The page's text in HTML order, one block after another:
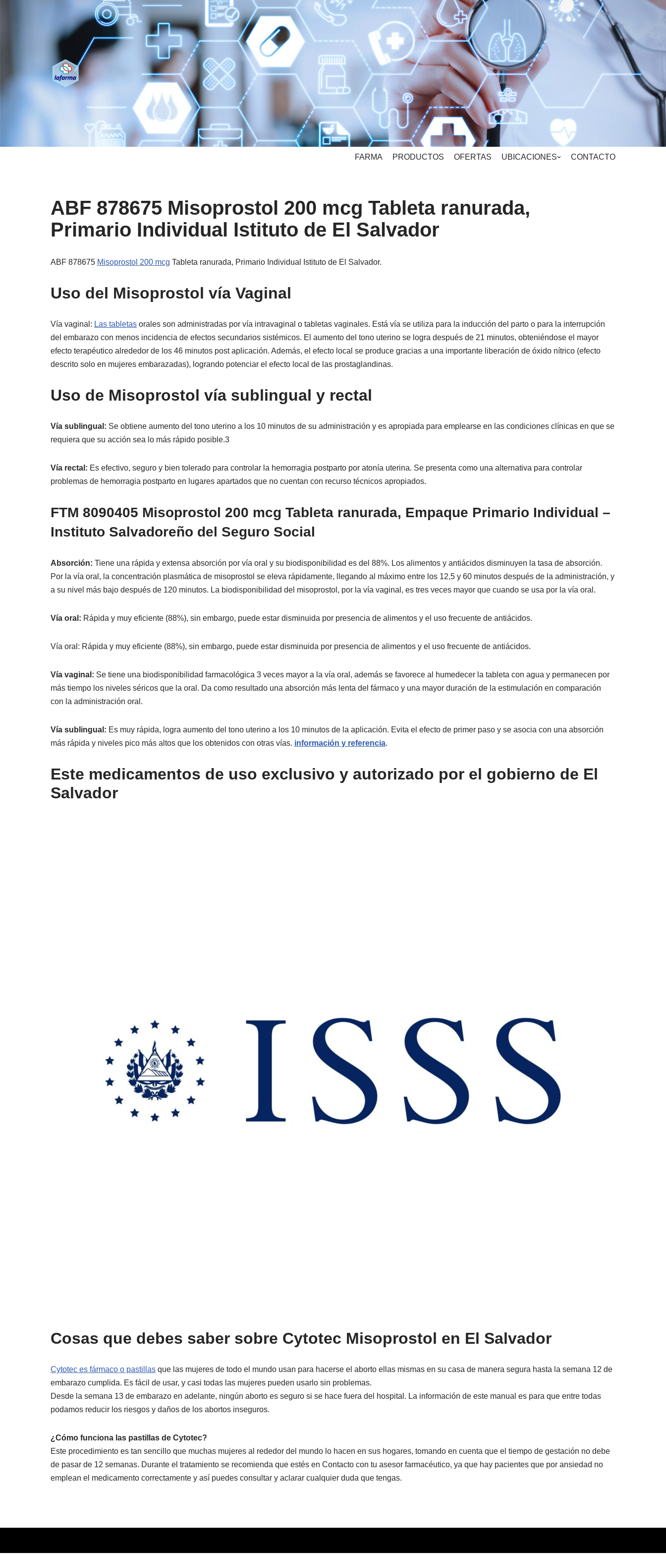
FARMA PRODUCTOS OFERTAS UBICACIONES CONTACTO
ABF 878675 Misoprostol 200 mcg Tableta ranurada,
Primario Individual Istituto de El Salvador
ABF 878675 Misoprostol 200 mcg Tableta ranurada, Primario Individual Istituto de El Salvador.
Uso del Misoprostol vía Vaginal
Vía vaginal: Las tabletas orales son administradas por vía intravaginal o tabletas vaginales. Está vía se utiliza para la inducción del parto o para la interrupción
del embarazo con menos incidencia de efectos secundarios sistémicos. El aumento del tono uterino se logra después de 21 minutos, obteniéndose el mayor
efecto terapéutico alrededor de los 46 minutos post aplicación. Además, el efecto local se produce gracias a una importante liberación de óxido nítrico (efecto
descrito solo en mujeres embarazadas), logrando potenciar el efecto local de las prostaglandinas.
Uso de Misoprostol vía sublingual y rectal
Vía sublingual: Se obtiene aumento del tono uterino a los 10 minutos de su administración y es apropiada para emplearse en las condiciones clínicas en que se
requiera que su acción sea lo más rápido posible.3​
Vía rectal: Es efectivo, seguro y bien tolerado para controlar la hemorragia postparto por atonía uterina. Se presenta como una alternativa para controlar
problemas de hemorragia postparto en lugares apartados que no cuentan con recurso técnicos apropiados.
FTM 8090405 Misoprostol 200 mcg Tableta ranurada, Empaque Primario Individual –
Instituto Salvadoreño del Seguro Social
Absorción: Tiene una rápida y extensa absorción por vía oral y su biodisponibilidad es del 88%. Los alimentos y antiácidos disminuyen la tasa de absorción.
Por la vía oral, la concentración plasmática de misoprostol se eleva rápidamente, llegando al máximo entre los 12,5 y 60 minutos después de la administración, y
a su nivel más bajo después de 120 minutos. La biodisponibilidad del misoprostol, por la vía vaginal, es tres veces mayor que cuando se usa por la vía oral.
Vía oral: Rápida y muy eficiente (88%), sin embargo, puede estar disminuida por presencia de alimentos y el uso frecuente de antiácidos.
Vía oral: Rápida y muy eficiente (88%), sin embargo, puede estar disminuida por presencia de alimentos y el uso frecuente de antiácidos.
Vía vaginal: Se tiene una biodisponibilidad farmacológica 3 veces mayor a la vía oral, además se favorece al humedecer la tableta con agua y permanecen por
más tiempo los niveles séricos que la oral. Da como resultado una absorción más lenta del fármaco y una mayor duración de la estimulación en comparación
con la administración oral.
Vía sublingual: Es muy rápida, logra aumento del tono uterino a los 10 minutos de la aplicación. Evita el efecto de primer paso y se asocia con una absorción
más rápida y niveles pico más altos que los obtenidos con otras vías. información y referencia.
Este medicamentos de uso exclusivo y autorizado por el gobierno de El
Salvador
Cosas que debes saber sobre Cytotec Misoprostol en El Salvador
Cytotec es fármaco o pastillas que las mujeres de todo el mundo usan para hacerse el aborto ellas mismas en su casa de manera segura hasta la semana 12 de
embarazo cumplida. Es fácil de usar, y casi todas las mujeres pueden usarlo sin problemas.
Desde la semana 13 de embarazo en adelante, ningún aborto es seguro si se hace fuera del hospital. La información de este manual es para que entre todas
podamos reducir los riesgos y daños de los abortos inseguros.
¿Cómo funciona las pastillas de Cytotec?
Este procedimiento es tan sencillo que muchas mujeres al rededor del mundo lo hacen en sus hogares, tomando en cuenta que el tiempo de gestación no debe
de pasar de 12 semanas. Durante el tratamiento se recomienda que estés en Contacto con tu asesor farmacéutico, ya que hay pacientes que por ansiedad no
emplean el medicamento correctamente y así puedes consultar y aclarar cualquier duda que tengas.